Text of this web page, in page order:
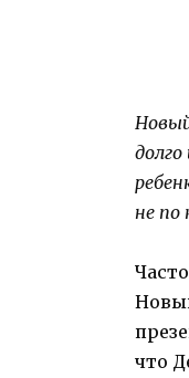
не по
что